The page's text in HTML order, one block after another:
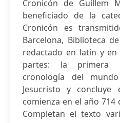
Cronicón de Guillem
beneficiado de la
Cronicón es
Barcelona, Biblioteca
redactado en latín y en
partes: la primera
cronología del
Jesucristo y concluye
comienza en el año 714
Completan el texto